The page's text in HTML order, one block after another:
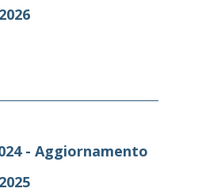
- Aggiornamento